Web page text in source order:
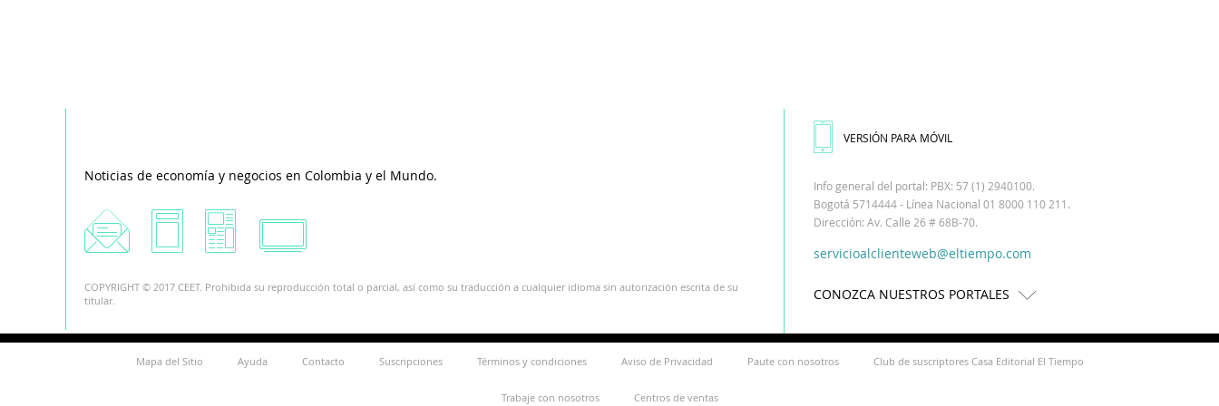
Noticias de economía y negocios en Colombia y el Mundo.
COPYRIGHT © 2017 CEET. Prohibida su reproducción total o parcial, así como su traducción a cualquier idioma sin autorización escrita de su
titular.
VERSIÓN PARA MÓVIL
Info general del portal: PBX: 57 (1) 2940100.
Bogotá 5714444 - Línea Nacional 01 8000 110 211.
Dirección: Av. Calle 26 # 68B-70.
servicioalclienteweb@eltiempo.com
CONOZCA NUESTROS PORTALES
Mapa del Sitio Ayuda Contacto Suscripciones Términos y condiciones Aviso de Privacidad Paute con nosotros Club de suscriptores Casa Editorial El Tiempo
Trabaje con nosotros Centros de ventas